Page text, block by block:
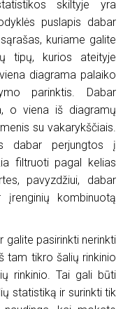
skiltyje yra
puslapis dabar
kuriame galite
tipų, kurios ateityje
diagrama palaiko
parinktis. Dabar
o viena iš diagramų
su vakarykščiais.
dabar perjungtos į
filtruoti pagal kelias
pavyzdžiui, dabar
kombinuotą
pasirinkti nerinkti
tam tikro šalių rinkinio
rinkinio. Tai gali būti
statistiką ir surinkti tik